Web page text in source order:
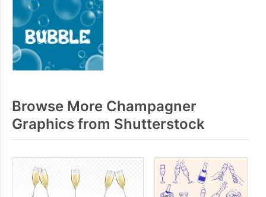
Browse More Champagner
Graphics from Shutterstock